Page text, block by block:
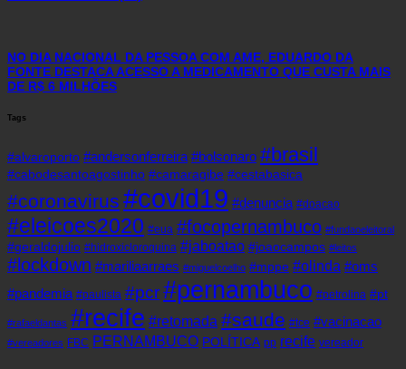
NO DIA NACIONAL DA PESSOA COM AME, EDUARDO DA
FONTE DESTACA ACESSO A MEDICAMENTO QUE CUSTA MAIS
DE R$ 6 MILHÕES
Tags
#alvaroporto #andersonferreira #bolsonaro #brasil
#cabodesantoagostinho #camaragibe #cestabasica
#coronavirus #covid19 #denuncia #doacao
#eleicoes2020 #eua #focopernambuco #fundaoeleitoral
#geraldojulio #hidroxicloroquina #jaboatao #joaocampos #leitos
#lockdown #mariliaarraes #miguelcoelho #mppe #olinda #oms
#pandemia #paulista #pcr#pernambuco #petrolina #pt
#rafaeldantas #recife #retomada #saude #tce #vacinacao
#vereadores FBC PERNAMBUCO POLÍTICA pp recife vereador